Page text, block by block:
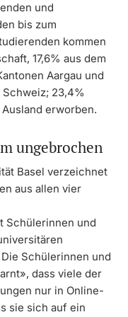
und
bis zum
kommen
17,6% aus dem
Aargau und
23,4%
erworben.
ungebrochen
Basel verzeichnet
aus allen vier
Schülerinnen und
Schülerinnen und
dass viele der
nur in Online-
sie sich auf ein